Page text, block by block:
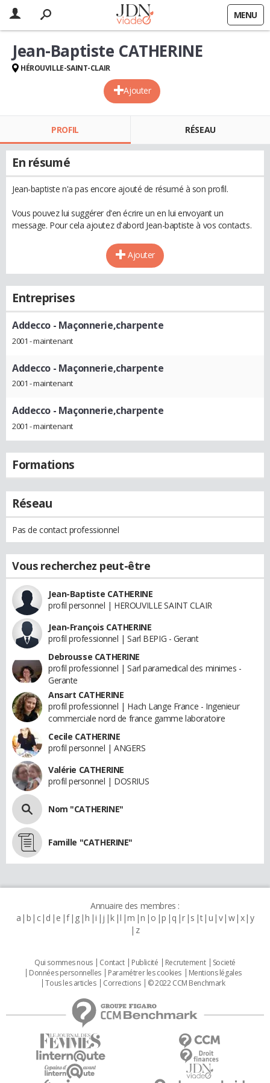
MENU
Ajouter
Jean-Baptiste CATHERINE
HÉROUVILLE-SAINT-CLAIR
PROFIL RÉSEAU
En résumé
Jean-baptiste n'a pas encore ajouté de résumé à son profil.
Vous pouvez lui suggérer d'en écrire un en lui envoyant un
message. Pour cela ajoutez d'abord Jean-baptiste à vos contacts.
Ajouter
Entreprises
Addecco - Maçonnerie,charpente
2001 - maintenant
Addecco - Maçonnerie,charpente
2001 - maintenant
Addecco - Maçonnerie,charpente
2001 - maintenant
Formations
Réseau
Pas de contact professionnel
Vous recherchez peut-être
Jean-Baptiste CATHERINE
profil personnel | HEROUVILLE SAINT CLAIR
Jean-François CATHERINE
profil professionnel | Sarl BEPIG - Gerant
Debrousse CATHERINE
profil professionnel | Sarl paramedical des minimes -
Gerante
Ansart CATHERINE
profil professionnel | Hach Lange France - Ingenieur
commerciale nord de france gamme laboratoire
Cecile CATHERINE
profil personnel | ANGERS
Valérie CATHERINE
profil personnel | DOSRIUS
Nom "CATHERINE"
Famille "CATHERINE"
Annuaire des membres :
a b c d e f g h i j k l m n o p q r s t u v w x y
z
Qui sommes nous Contact Publicité Recrutement
Societé
Données personnelles
Paramétrer les cookies
Mentions légales
Tous les articles
Corrections © 2022 CCM Benchmark